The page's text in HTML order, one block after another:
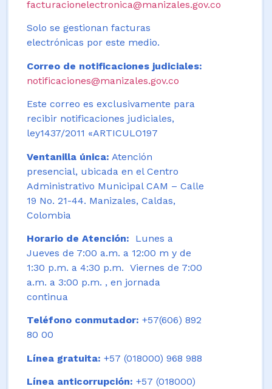
facturacionelectronica@manizales.gov.co
Solo se gestionan facturas
electrónicas por este medio.
Correo de notificaciones judiciales:
notificaciones@manizales.gov.co
Este correo es exclusivamente para
recibir notificaciones judiciales,
ley1437/2011 «ARTICULO197
Ventanilla única: Atención
presencial, ubicada en el Centro
Administrativo Municipal CAM – Calle
19 No. 21-44. Manizales, Caldas,
Colombia
Horario de Atención:
Lunes a
Jueves de 7:00 a.m. a 12:00 m y de
1:30 p.m. a 4:30 p.m. Viernes de 7:00
a.m. a 3:00 p.m. , en jornada
continua
Teléfono conmutador: +57(606) 892
80 00
Línea gratuita: +57 (018000) 968 988
Línea anticorrupción: +57 (018000)